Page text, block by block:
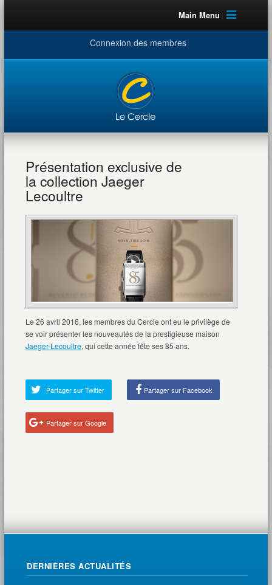
Main Menu
Connexion des membres
Présentation exclusive de
la collection Jaeger
Lecoultre
Le 26 avril 2016, les membres du Cercle ont eu le privilège de
se voir présenter les nouveautés de la prestigieuse maison
Jaeger-Lecoultre, qui cette année fête ses 85 ans.
Partager sur Twitter Partager sur Facebook
Partager sur Google
DERNIÈRES ACTUALITÉS